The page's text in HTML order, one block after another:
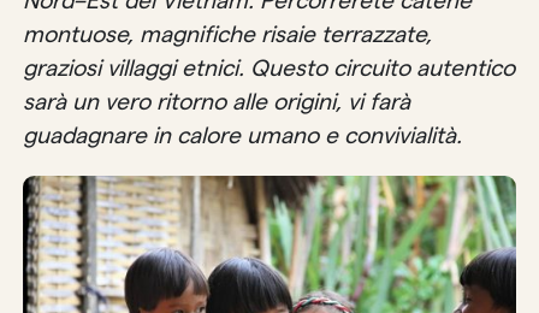
montuose, magnifiche risaie terrazzate,
graziosi villaggi etnici. Questo circuito autentico
sarà un vero ritorno alle origini, vi farà
guadagnare in calore umano e convivialità.